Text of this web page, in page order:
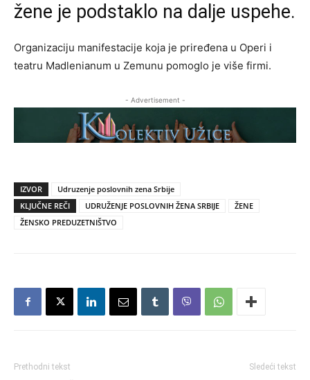
žene je podstaklo na dalje uspehe.
Organizaciju manifestacije koja je priređena u Operi i
teatru Madlenianum u Zemunu pomoglo je više firmi.
- Advertisement -
IZVOR
Udruzenje poslovnih zena Srbije
KLJUČNE REČI
UDRUŽENJE POSLOVNIH ŽENA SRBIJE
ŽENE
ŽENSKO PREDUZETNIŠTVO
Prethodni tekst Sledeći tekst